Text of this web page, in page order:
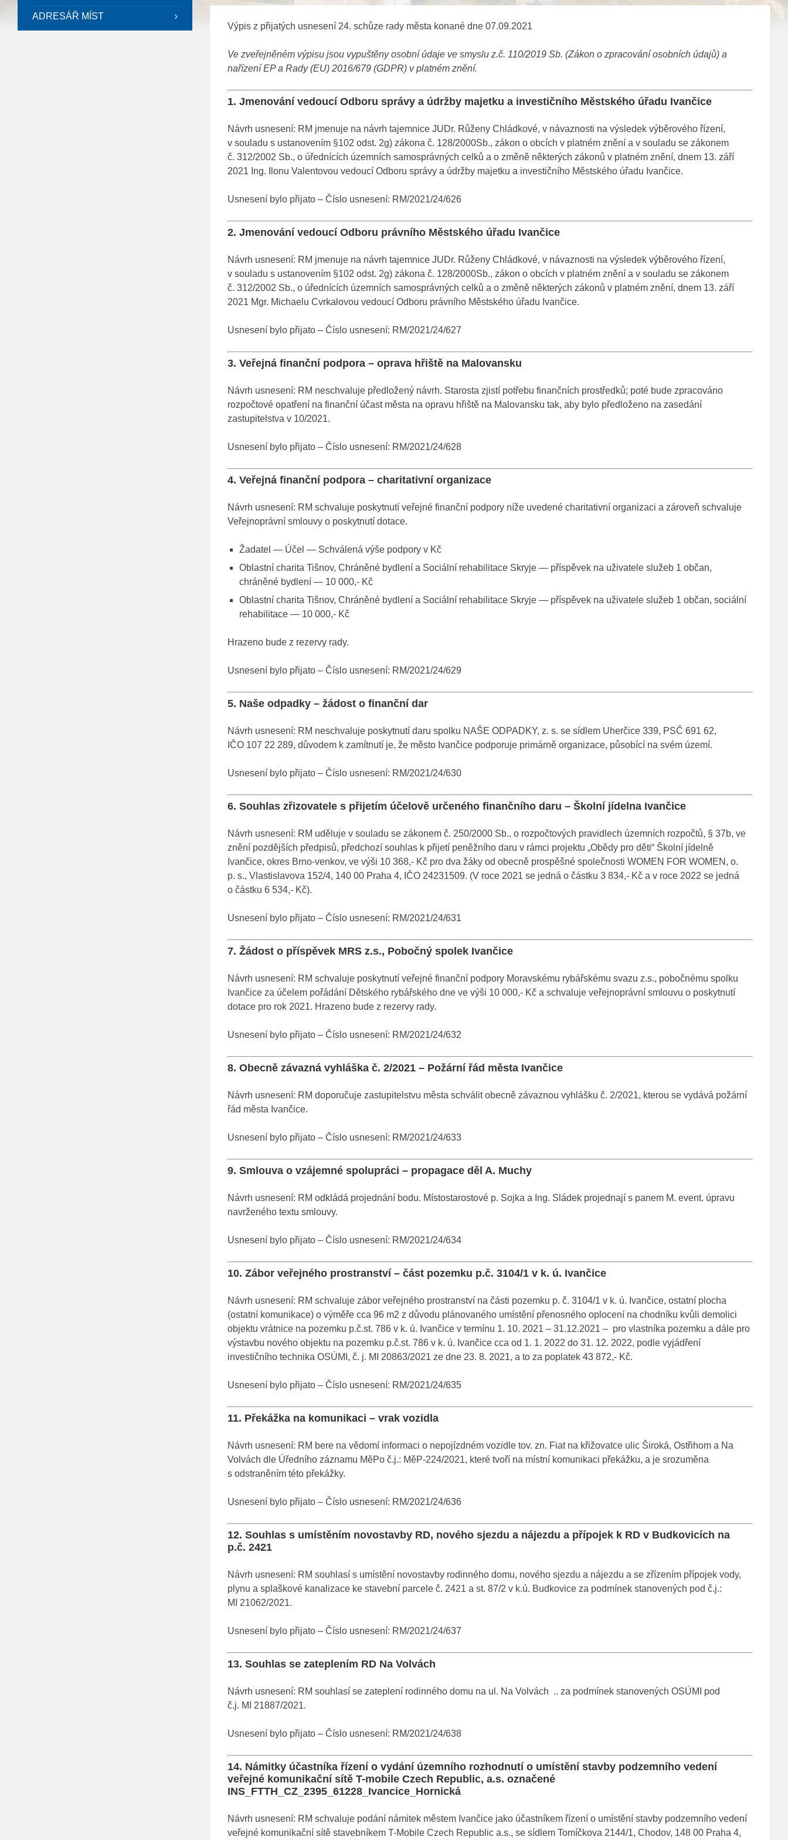
Výpis z přijatých usnesení 24. schůze rady města konané dne 07.09.2021
Ve zveřejněném výpisu jsou vypuštěny osobní údaje ve smyslu z.č. 110/2019 Sb. (Zákon o zpracování osobních údajů)a
nařízení EP a Rady (EU) 2016/679 (GDPR) v platném znění.
1. Jmenování vedoucí Odboru správy a údržby majetku a investičního Městského úřadu Ivančice
Návrh usnesení: RM jmenuje na návrh tajemnice JUDr. Růženy Chládkové, v návaznosti na výsledek výběrového řízení,
v souladu s ustanovením §102 odst. 2g) zákona č. 128/2000Sb., zákon o obcích v platném znění a v souladu se zákonem
č. 312/2002 Sb., o úřednících územních samosprávných celků a o změně některých zákonů v platném znění, dnem 13. září
2021 Ing. Ilonu Valentovou vedoucí Odboru správy a údržby majetku a investičního Městského úřadu Ivančice.
Usnesení bylo přijato – Číslo usnesení: RM/2021/24/626
2. Jmenování vedoucí Odboru právního Městského úřadu Ivančice
Návrh usnesení: RM jmenuje na návrh tajemnice JUDr. Růženy Chládkové, v návaznosti na výsledek výběrového řízení,
v souladu s ustanovením §102 odst. 2g) zákona č. 128/2000Sb., zákon o obcích v platném znění a v souladu se zákonem
č. 312/2002 Sb., o úřednících územních samosprávných celků a o změně některých zákonů v platném znění, dnem 13. září
2021 Mgr. Michaelu Cvrkalovou vedoucí Odboru právního Městského úřadu Ivančice.
Usnesení bylo přijato – Číslo usnesení: RM/2021/24/627
3. Veřejná finanční podpora – oprava hřiště na Malovansku
Návrh usnesení: RM neschvaluje předložený návrh. Starosta zjistí potřebu finančních prostředků; poté bude zpracováno
rozpočtové opatření na finanční účast města na opravu hřiště na Malovansku tak, aby bylo předloženo na zasedání
zastupitelstva v 10/2021.
Usnesení bylo přijato – Číslo usnesení: RM/2021/24/628
4. Veřejná finanční podpora – charitativní organizace
Návrh usnesení: RM schvaluje poskytnutí veřejné finanční podpory níže uvedené charitativní organizaci a zároveň schvaluje
Veřejnoprávní smlouvy o poskytnutí dotace.
Žadatel — Účel — Schválená výše podpory v Kč
Oblastní charita Tišnov, Chráněné bydlení a Sociální rehabilitace Skryje — příspěvek na uživatele služeb 1 občan,
chráněné bydlení — 10 000,- Kč
Oblastní charita Tišnov, Chráněné bydlení a Sociální rehabilitace Skryje — příspěvek na uživatele služeb 1 občan, sociální
rehabilitace — 10 000,- Kč
Hrazeno bude z rezervy rady.
Usnesení bylo přijato – Číslo usnesení: RM/2021/24/629
5. Naše odpadky – žádost o finanční dar
Návrh usnesení: RM neschvaluje poskytnutí daru spolku NAŠE ODPADKY, z. s. se sídlem Uherčice 339, PSČ 691 62,
IČO 107 22 289, důvodem k zamítnutí je, že město Ivančice podporuje primárně organizace, působící na svém území.
Usnesení bylo přijato – Číslo usnesení: RM/2021/24/630
6. Souhlas zřizovatele s přijetím účelově určeného finančního daru – Školní jídelna Ivančice
Návrh usnesení: RM uděluje v souladu se zákonem č. 250/2000 Sb., o rozpočtových pravidlech územních rozpočtů, § 37b, ve
znění pozdějších předpisů, předchozí souhlas k přijetí peněžního daru v rámci projektu „Obědy pro děti“ Školní jídelně
Ivančice, okres Brno-venkov, ve výši 10 368,- Kč pro dva žáky od obecně prospěšné společnosti WOMEN FOR WOMEN, o.
p. s., Vlastislavova 152/4, 140 00 Praha 4, IČO 24231509. (V roce 2021 se jedná o částku 3 834,- Kč a v roce 2022 se jedná
o částku 6 534,- Kč).
Usnesení bylo přijato – Číslo usnesení: RM/2021/24/631
7. Žádost o příspěvek MRS z.s., Pobočný spolek Ivančice
Návrh usnesení: RM schvaluje poskytnutí veřejné finanční podpory Moravskému rybářskému svazu z.s., pobočnému spolku
Ivančice za účelem pořádání Dětského rybářského dne ve výši 10 000,- Kč a schvaluje veřejnoprávní smlouvu o poskytnutí
dotace pro rok 2021. Hrazeno bude z rezervy rady.
Usnesení bylo přijato – Číslo usnesení: RM/2021/24/632
8. Obecně závazná vyhláška č. 2/2021 – Požární řád města Ivančice
Návrh usnesení: RM doporučuje zastupitelstvu města schválit obecně závaznou vyhlášku č. 2/2021, kterou se vydává požární
řád města Ivančice.
Usnesení bylo přijato – Číslo usnesení: RM/2021/24/633
9. Smlouva o vzájemné spolupráci – propagace děl A. Muchy
Návrh usnesení: RM odkládá projednání bodu. Místostarostové p. Sojka a Ing. Sládek projednají s panem M. event. úpravu
navrženého textu smlouvy.
Usnesení bylo přijato – Číslo usnesení: RM/2021/24/634
10. Zábor veřejného prostranství – část pozemku p.č. 3104/1 v k. ú. Ivančice
Návrh usnesení: RM schvaluje zábor veřejného prostranství na části pozemku p. č. 3104/1 v k. ú. Ivančice, ostatní plocha
(ostatní komunikace) o výměře cca 96 m2 z důvodu plánovaného umístění přenosného oplocení na chodníku kvůli demolici
objektu vrátnice na pozemku p.č.st. 786 v k. ú. Ivančice v termínu 1. 10. 2021 – 31.12.2021 – pro vlastníka pozemku a dále pro
výstavbu nového objektu na pozemku p.č.st. 786 v k. ú. Ivančice cca od 1. 1. 2022 do 31. 12. 2022, podle vyjádření
investičního technika OSÚMI, č. j. MI 20863/2021 ze dne 23. 8. 2021, a to za poplatek 43 872,- Kč.
Usnesení bylo přijato – Číslo usnesení: RM/2021/24/635
11. Překážka na komunikaci – vrak vozidla
Návrh usnesení: RM bere na vědomí informaci o nepojízdném vozidle tov. zn. Fiat na křižovatce ulic Široká, Ostřihom a Na
Volvách dle Úředního záznamu MěPo č.j.: MěP-224/2021, které tvoří na místní komunikaci překážku, a je srozuměna
s odstraněním této překážky.
Usnesení bylo přijato – Číslo usnesení: RM/2021/24/636
12. Souhlas s umístěním novostavby RD, nového sjezdu a nájezdu a přípojek k RD v Budkovicích na
p.č. 2421
Návrh usnesení: RM souhlasí s umístění novostavby rodinného domu, nového sjezdu a nájezdu a se zřízením přípojek vody,
plynu a splaškové kanalizace ke stavební parcele č. 2421 a st. 87/2 v k.ú. Budkovice za podmínek stanovených pod č.j.:
MI 21062/2021.
Usnesení bylo přijato – Číslo usnesení: RM/2021/24/637
13. Souhlas se zateplením RD Na Volvách
Návrh usnesení: RM souhlasí se zateplení rodinného domu na ul. Na Volvách .. za podmínek stanovených OSÚMI pod
č.j. MI 21887/2021.
Usnesení bylo přijato – Číslo usnesení: RM/2021/24/638
14. Námitky účastníka řízení o vydání územního rozhodnutí o umístění stavby podzemního vedení
veřejné komunikační sítě T-mobile Czech Republic, a.s. označené
INS_FTTH_CZ_2395_61228_Ivancice_Hornická
Návrh usnesení: RM schvaluje podání námitek městem Ivančice jako účastníkem řízení o umístění stavby podzemního vedení
veřejné komunikační sítě stavebníkem T-Mobile Czech Republic a.s., se sídlem Tomíčkova 2144/1, Chodov, 148 00 Praha 4,
ADRESÁŘ MÍST